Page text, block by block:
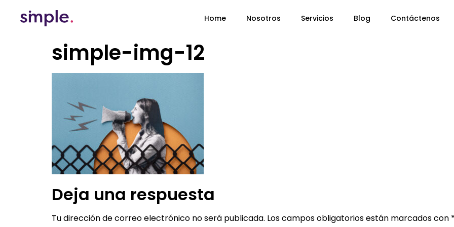
Home Nosotros Servicios Blog Contáctenos
simple-img-12
Deja una respuesta
Tu dirección de correo electrónico no será publicada. Los campos obligatorios están marcados con *